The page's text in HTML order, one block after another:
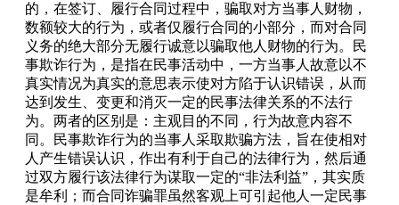
的，在签订、履行合同过程中，骗取对方当事人财物，
数额较大的行为，或者仅履行合同的小部分，而对合同
义务的绝大部分无履行诚意以骗取他人财物的行为。民
事欺诈行为，是指在民事活动中，一方当事人故意以不
真实情况为真实的意思表示使对方陷于认识错误，从而
达到发生、变更和消灭一定的民事法律关系的不法行
为。两者的区别是：主观目的不同，行为故意内容不
同。民事欺诈行为的当事人采取欺骗方法，旨在使相对
人产生错误认识，作出有利于自己的法律行为，然后通
过双方履行该法律行为谋取一定的“非法利益”，其实质
是牟利；而合同诈骗罪虽然客观上可引起他人一定民事